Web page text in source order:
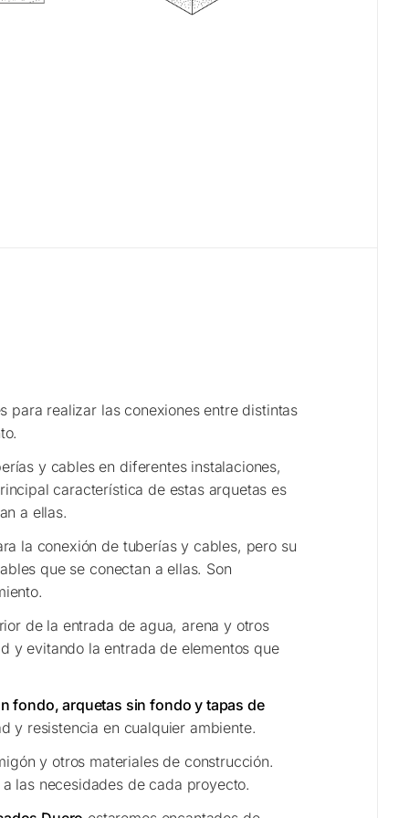
para realizar las conexiones entre distintas
y cables en diferentes instalaciones,
característica de estas arquetas es
a ellas.
la conexión de tuberías y cables, pero su
que se conectan a ellas. Son
de la entrada de agua, arena y otros
y evitando la entrada de elementos que
fondo, arquetas sin fondo y tapas de
y resistencia en cualquier ambiente.
y otros materiales de construcción.
las necesidades de cada proyecto.